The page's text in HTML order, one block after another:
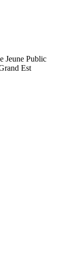
Jeune Public
Est